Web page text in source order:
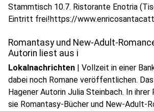
Stammtisch 10.7. Ristorante Enotria
Eintritt frei!https://
Romantasy und New-Adult-
Autorin liest aus i
Lokalnachrichten | Vollzeit in einer
dabei noch Romane veröffentlichen.
Hagener Autorin Julia Steinbach. In
sie Romantasy-Bücher und New-Adult-